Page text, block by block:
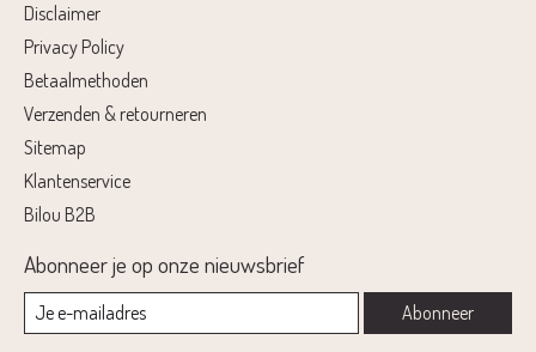
Disclaimer
Privacy Policy
Betaalmethoden
Verzenden & retourneren
Sitemap
Klantenservice
Bilou B2B
Abonneer je op onze nieuwsbrief
Abonneer